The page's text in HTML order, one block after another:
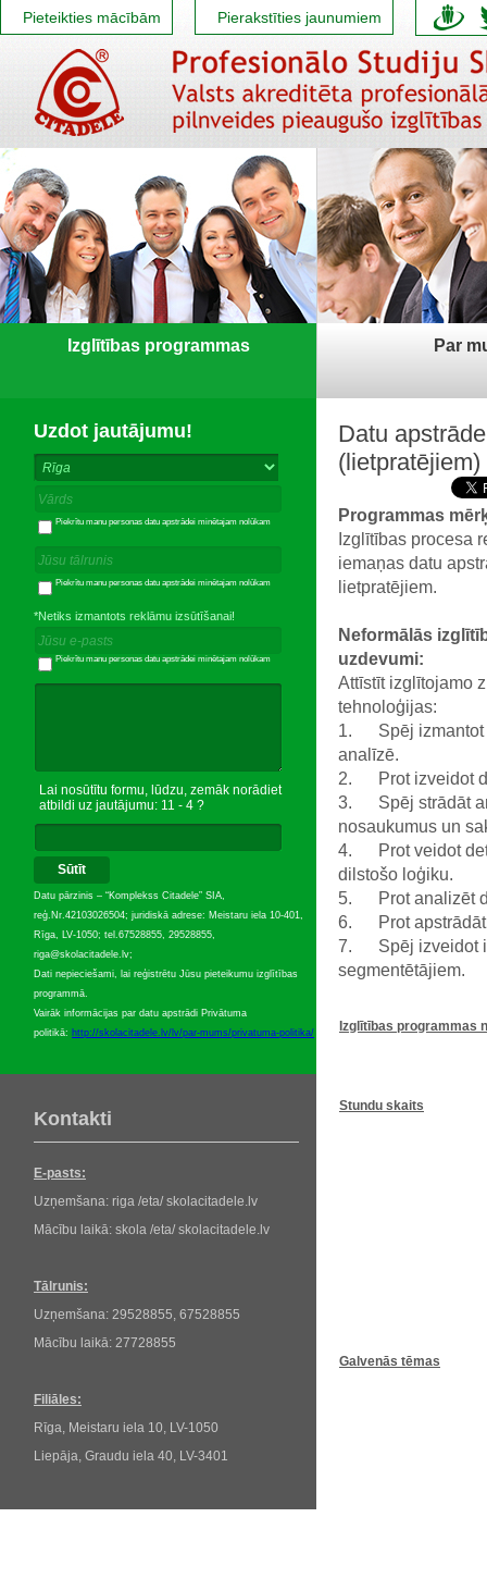
Pieteikties mācībām Pierakstīties jaunumiem
Izglītības programmas Par
Uzdot jautājumu!
Piekrītu manu personas datu apstrādei minētajam nolūkam
Piekrītu manu personas datu apstrādei minētajam nolūkam
*Netiks izmantots reklāmu izsūtīšanai!
Piekrītu manu personas datu apstrādei minētajam nolūkam
Lai nosūtītu formu, lūdzu, zemāk norādiet
atbildi uz jautājumu: 11 - 4 ?
Sūtīt
Datu pārzinis – “Komplekss Citadele” SIA,
reģ.Nr.42103026504; juridiskā adrese: Meistaru iela 10-401,
Rīga, LV-1050; tel.67528855, 29528855,
riga@skolacitadele.lv;
Dati nepieciešami, lai reģistrētu Jūsu pieteikumu izglītības
programmā.
Vairāk informācijas par datu apstrādi Privātuma
politikā: http://skolacitadele.lv/lv/par-mums/privatuma-politika/
Kontakti
E-pasts:
Uzņemšana: riga /eta/ skolacitadele.lv
Mācību laikā: skola /eta/ skolacitadele.lv
Tālrunis:
Uzņemšana: 29528855, 67528855
Mācību laikā: 27728855
Filiāles:
Rīga, Meistaru iela 10, LV-1050
Liepāja, Graudu iela 40, LV-3401
Datu
(lietpratējiem)
Programmas
Izglītības procesa
iemaņas datu
lietpratējiem.
Neformālās
uzdevumi:
Attīstīt izglītojamo
tehnoloģijas:
1. Spēj izmantot
analīzē.
2. Prot izveidot
3. Spēj strādāt ar
nosaukumus un
4. Prot veidot
dilstošo loģiku.
5. Prot analizēt
6. Prot apstrādāt
7. Spēj izveidot
segmentētājiem.
Izglītības programmas
Stundu skaits
Galvenās tēmas